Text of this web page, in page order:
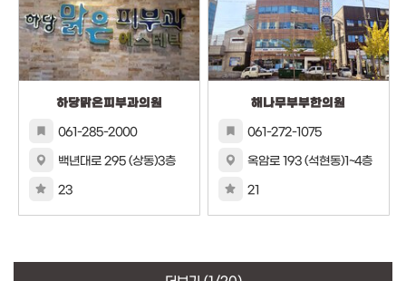
하당맑은피부과의원
061-285-2000
백년대로 295 (상동)3층
23
해나무부부한의원
061-272-1075
옥암로 193 (석현동)1~4층
21